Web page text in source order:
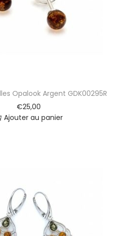
Opalook Argent GDK00295R
€25,00
Ajouter au panier